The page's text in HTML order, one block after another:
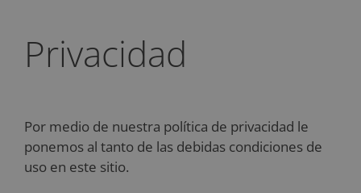
Privacidad
Por medio de nuestra política de privacidad le
ponemos al tanto de las debidas condiciones de
uso en este sitio.